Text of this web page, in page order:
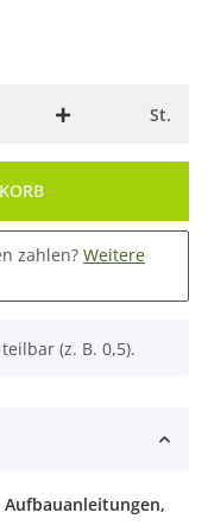
St.
zahlen? Weitere
(z. B. 0,5).